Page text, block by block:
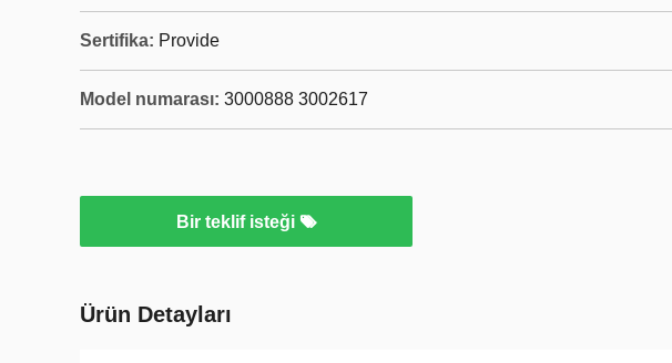
Sertifika: Provide
Model numarası: 3000888 3002617
Bir teklif isteği
Ürün Detayları